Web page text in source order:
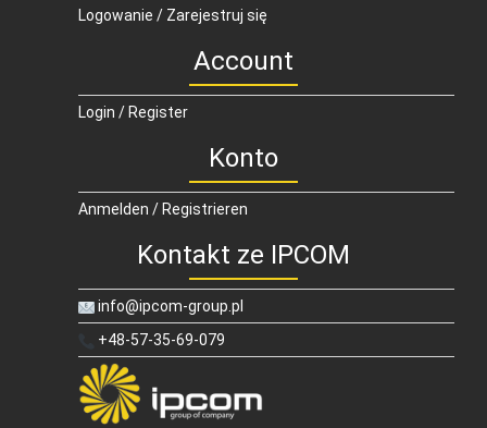
Logowanie / Zarejestruj się
Account
Login / Register
Konto
Anmelden / Registrieren
Kontakt ze IPCOM
info@ipcom-group.pl
+48-57-35-69-079